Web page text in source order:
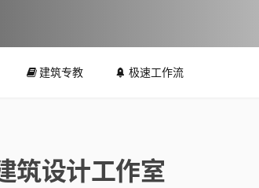
建筑专教 极速工作流
筑设计工作室